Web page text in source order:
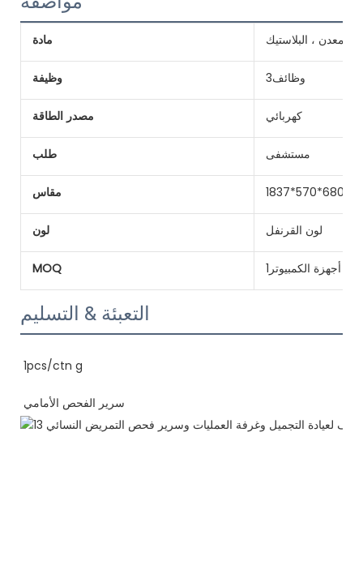
مادة المعدن ، البلاستيك
وظيفة وظائف3
مصدر الطاقة كهربائي
طلب مستشفى
مقاس 1837*570*680-
لون لون القرنفل
MOQ أجهزة الكمبيوتر1
التعبئة & التسليم